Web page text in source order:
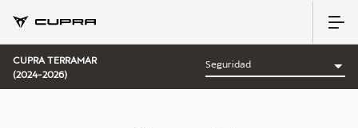
CUPRA TERRAMAR
(2024-2026)